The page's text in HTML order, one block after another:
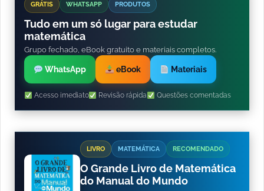
GRÁTIS WHATSAPP PRODUTOS
Tudo em um só lugar para estudar
matemática
Grupo fechado, eBook gratuito e materiais completos.
WhatsApp eBook Materiais
Acesso imediato Revisão rápida Questões comentadas
LIVRO MATEMÁTICA RECOMENDADO
O Grande Livro de Matemática
do Manual do Mundo